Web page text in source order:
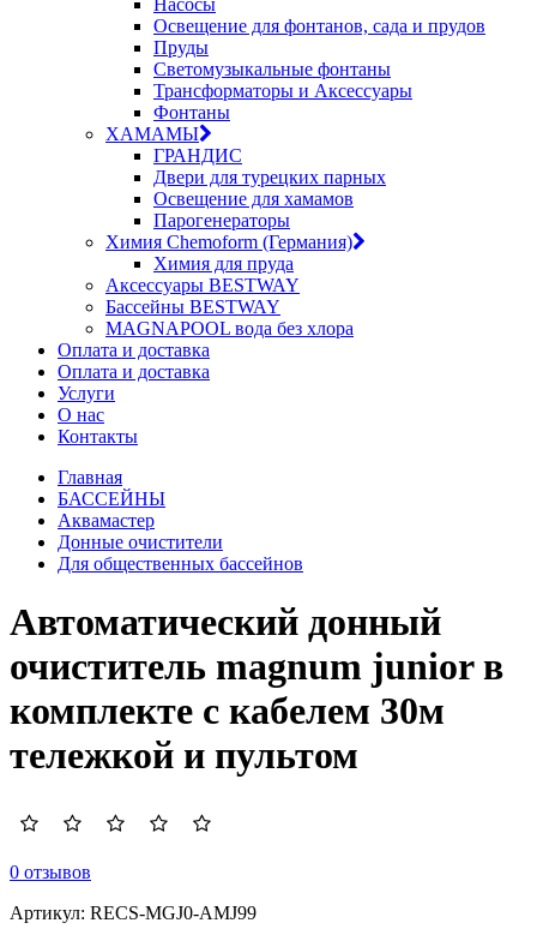
Насосы
Освещение для фонтанов, сада и прудов
Пруды
Светомузыкальные фонтаны
Трансформаторы и Аксессуары
Фонтаны
ХАМАМЫ
ГРАНДИС
Двери для турецких парных
Освещение для хамамов
Парогенераторы
Химия Chemoform (Германия)
Химия для пруда
Аксессуары BESTWAY
Бассейны BESTWAY
MAGNAPOOL вода без хлора
Оплата и доставка
Оплата и доставка
Услуги
О нас
Контакты
Главная
БАССЕЙНЫ
Аквамастер
Донные очистители
Для общественных бассейнов
Автоматический донный
очиститель magnum junior в
комплекте с кабелем 30м
тележкой и пультом
0 отзывов
Артикул: RECS-MGJ0-AMJ99